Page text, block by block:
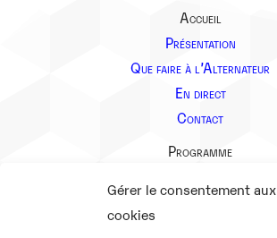
Gérer le consentement aux
cookies
Accueil
Présentation
Que faire à l’Alternateur
En direct
Contact
Programme
Présentation